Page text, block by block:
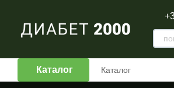
Каталог Каталог